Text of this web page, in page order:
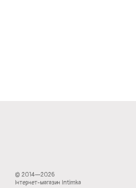
© 2014—2026
Інтернет-магазин Intimka